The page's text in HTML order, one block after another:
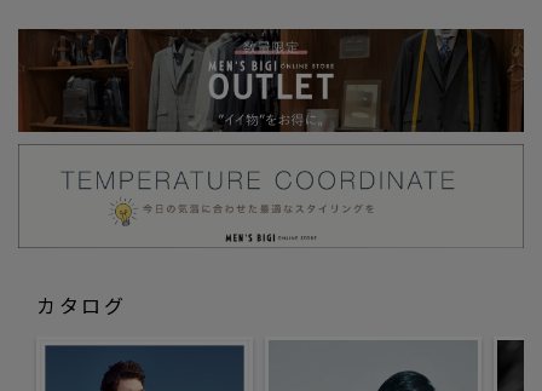
カタログ